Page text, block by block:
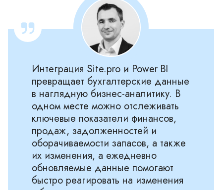
Интеграция Site.pro и Power BI
превращает бухгалтерские данные
в наглядную бизнес-аналитику. В
одном месте можно отслеживать
ключевые показатели финансов,
продаж, задолженностей и
оборачиваемости запасов, а также
их изменения, а ежедневно
обновляемые данные помогают
быстро реагировать на изменения